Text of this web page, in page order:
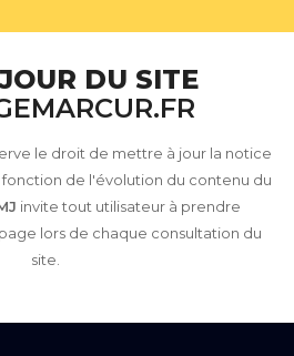
DU SITE
le droit de mettre à jour la notice
de l'évolution du contenu du
invite tout utilisateur à prendre
lors de chaque consultation du
site.